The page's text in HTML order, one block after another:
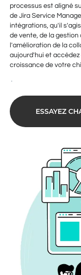
processus est aligné
de Jira Service
intégrations, qu'il
de vente, de la
l'amélioration de la
aujourd'hui et
croissance de votre
ESSAYEZ